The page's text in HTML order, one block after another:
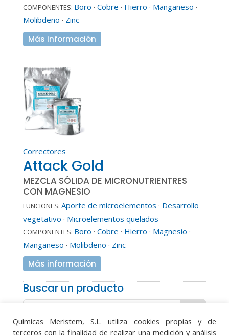
COMPONENTES: Boro · Cobre · Hierro · Manganeso ·
Molibdeno · Zinc
Más información
Correctores
Attack Gold
MEZCLA SÓLIDA DE MICRONUTRIENTRES
CON MAGNESIO
FUNCIONES: Aporte de microelementos · Desarrollo
vegetativo · Microelementos quelados
COMPONENTES: Boro · Cobre · Hierro · Magnesio ·
Manganeso · Molibdeno · Zinc
Más información
Buscar un producto
Químicas Meristem, S.L. utiliza cookies propias y de
terceros con la finalidad de realizar una medición y análisis